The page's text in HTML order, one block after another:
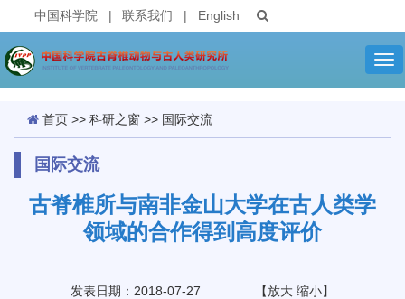
中国科学院 | 联系我们 | English
首页 >> 科研之窗 >> 国际交流
国际交流
古脊椎所与南非金山大学在古人类学
领域的合作得到高度评价
发表日期：2018-07-27 【放大 缩小】